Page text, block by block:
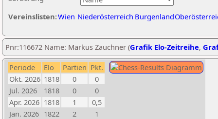
Vereinslisten:Wien Niederösterreich Burgenland
Pnr:116672 Name: Markus Zauchner (Grafik Elo-Zeitreihe,
Periode Elo Partien Pkt.
Okt. 2026 1818 0
0
Jul. 2026
1818 0
0
Apr. 2026 1818 1
0,5
Jan. 2026 1822 2
1